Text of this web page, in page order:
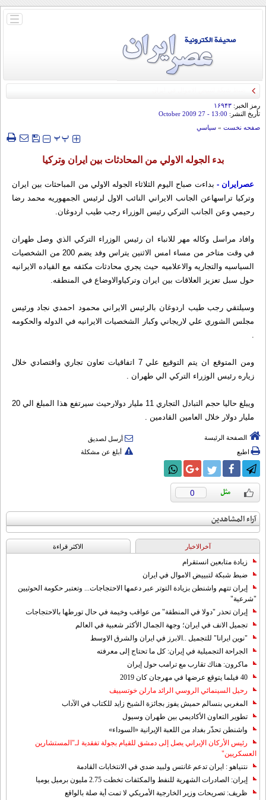
باز
رمز الخبر: ۱۶۹۴۳
تأريخ النشر: 13:00
- 27 October 2009
صفحه نخست » سياسي
‍‍‍ پپ
بدء الجوله الاولي من المحادثات بين ايران وتركيا
عصرایران - بداءت صباح اليوم الثلاثاء الجوله الاولي من المباحثات بين ايران
وتركيا تراسهاعن الجانب الايراني النائب الاول لرئيس الجمهوريه محمد رضا
رحيمي وعن الجانب التركي رئيس الوزراء رجب طيب اردوغان.
وافاد مراسل وكاله مهر للانباء ان رئيس الوزراء التركي الذي وصل طهران
في وقت متاخر من مساء امس الاثنين يتراس وفد يضم 200 من الشخصيات
السياسيه والتجاريه والاعلاميه حيث يجري محادثات مكثفه مع القياده الايرانيه
حول سبل تعزيز العلاقات بين ايران وتركياوالاوضاع في المنطقه.
وسيلتقي رجب طيب اردوغان بالرئيس الايراني محمود احمدي نجاد ورئيس
مجلس الشوري علي لاريجاني وكبار الشخصيات الايرانيه في الدوله والحكومه
.
ومن المتوقع ان يتم التوقيع علي 7 اتفاقيات تعاون تجاري واقتصادي خلال
زياره رئيس الوزراء التركي الي طهران .
ويبلغ حاليا حجم التبادل التجاري 11 مليار دولارحيث سيرتفع هذا المبلغ الي 20
مليار دولار خلال العامين القادمين .
الصفحة الرئيسة
أرسل لصديق
اطبع
أبلغ عن مشكلة
0
آراء المشاهدين
آخرالاخبار الاکثر قراءة
زيادة متابعين انستقرام
ضبط شبكة لتبييض الاموال في ايران
إيران تتهم واشنطن بزيادة التوتر عبر دعمها الاحتجاجات... وتعتبر حكومة الحوثيين
"شرعية"
إيران تحذر "دولا في المنطقة" من عواقب وخيمة في حال تورطها بالاحتجاجات
تجميل الانف في ايران؛ وجهة الجمال الأكثر شعبية في العالم
"نوين ايرانا" للتجميل ..الابرز في ايران والشرق الاوسط
الجراحة التجميلية في إيران: كل ما تحتاج إلى معرفته
ماكرون: هناك تقارب مع ترامب حول إيران
40 فيلما يتوقع عرضها في مهرجان كان 2019
رحيل السينمائي الروسي الرائد مارلن خوتسييف
المغربي بنسالم حميش يفوز بجائزة الشيخ زايد للكتاب في الآداب
تطوير التعاون الأكاديمي بين طهران وسيول
واشنطن تحذّر بغداد من اللعبة الإيرانية «السوداء»
رئيس الأركان الإيراني يصل إلى دمشق للقيام بجولة تفقدية لـ"المستشارين
العسكريين"
نتنياهو : ايران تدعم غانتس ولبيد ضدي في الانتخابات القادمة
إيران: الصادرات الشهریة للنفط والمكثفات تخطت 2.75 مليون برميل يوميا
ظريف: تصريحات وزير الخارجية الأمريكي لا تمت أية صلة بالواقع